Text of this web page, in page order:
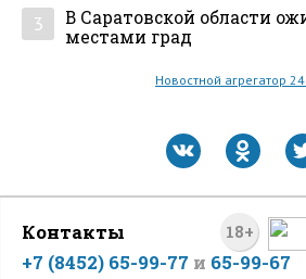
3
В Саратовской области
местами град
Новостной агрегатор
18+
Контакты
+7 (8452) 65-99-77 и 65-99-67